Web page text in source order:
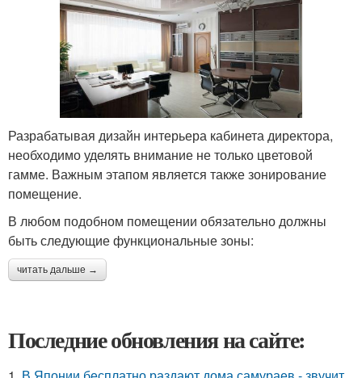
Разрабатывая дизайн интерьера кабинета директора,
необходимо уделять внимание не только цветовой
гамме. Важным этапом является также зонирование
помещение.
В любом подобном помещении обязательно должны
быть следующие функциональные зоны:
читать дальше →
Последние обновления на сайте: